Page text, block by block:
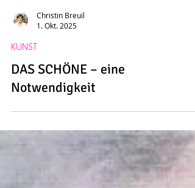
KUNST
DAS SCHÖNE – eine
Notwendigkeit